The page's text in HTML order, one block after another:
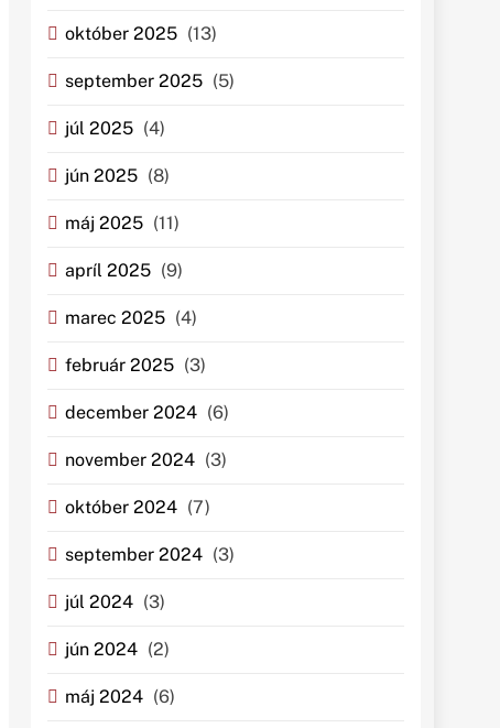
október 2025 (13)
september 2025 (5)
júl 2025 (4)
jún 2025 (8)
máj 2025 (11)
apríl 2025 (9)
marec 2025 (4)
február 2025 (3)
december 2024 (6)
november 2024 (3)
október 2024 (7)
september 2024 (3)
júl 2024 (3)
jún 2024 (2)
máj 2024 (6)